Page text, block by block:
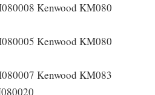
Kenwood KM080
Kenwood KM080
Kenwood KM083